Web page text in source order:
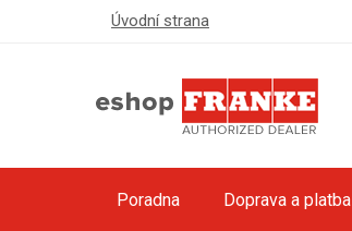
Úvodní strana
Poradna Doprava a platba